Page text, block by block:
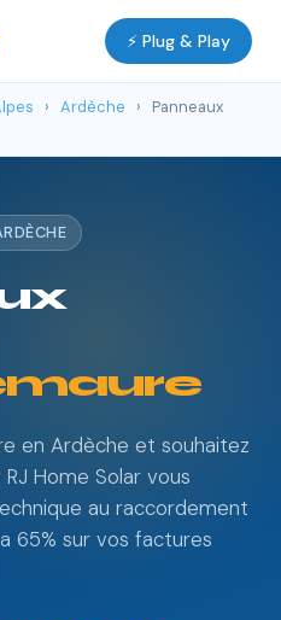
⚡ Plug & Play
› Ardèche ›
Panneaux
en Ardèche et souhaitez
Home Solar vous
au raccordement
65% sur vos factures